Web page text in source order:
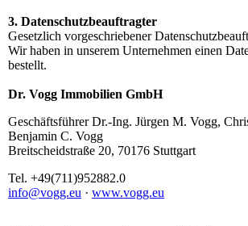
3. Datenschutzbeauftragter
Gesetzlich vorgeschriebener
Wir haben in unserem Unternehmen einen
bestellt.
Dr. Vogg Immobilien GmbH
Geschäftsführer Dr.-Ing. Jürgen M. Vogg,
Benjamin C. Vogg
Breitscheidstraße 20, 70176 Stuttgart
Tel. +49(711)952882.0
info@vogg.eu · www.vogg.eu